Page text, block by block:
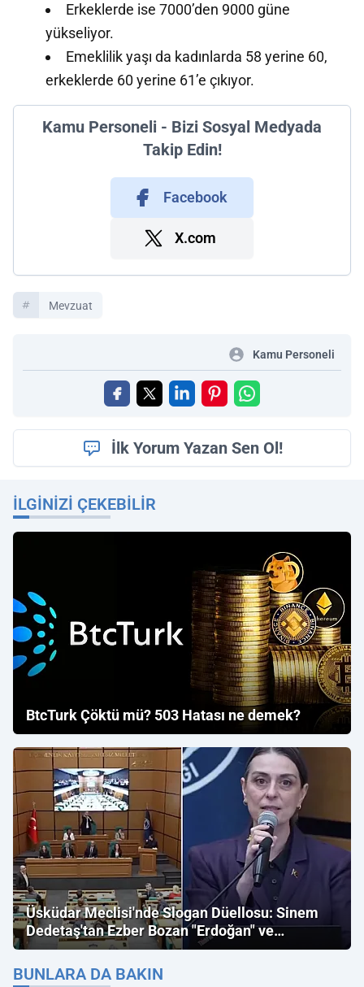
Erkeklerde ise 7000’den 9000 güne
yükseliyor.
Emeklilik yaşı da kadınlarda 58 yerine 60,
erkeklerde 60 yerine 61’e çıkıyor.
Kamu Personeli - Bizi Sosyal Medyada
Takip Edin!
Facebook
X.com
Mevzuat
Kamu Personeli
İlk Yorum Yazan Sen Ol!
İLGINIZI ÇEKEBILIR
BtcTurk Çöktü mü? 503 Hatası ne demek?
Üsküdar Meclisi'nde Slogan Düellosu: Sinem
Dedetaş'tan Ezber Bozan "Erdoğan" ve
"İmamoğlu" Çıkışı!
BUNLARA DA BAKIN